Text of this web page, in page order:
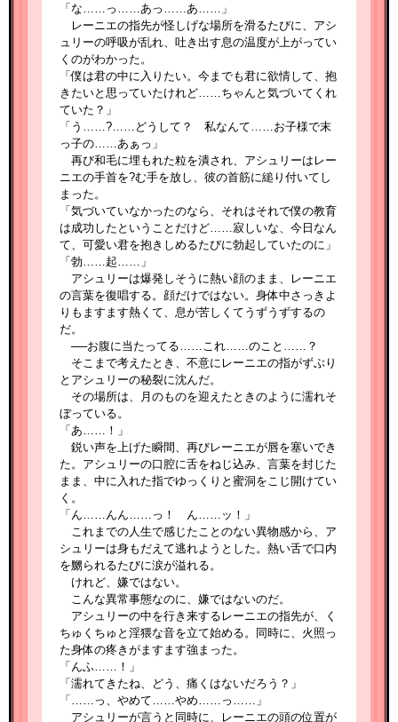
「な……っ……あっ……あ……」
レーニエの指先が怪しげな場所を滑るたびに、アシ
ュリーの呼吸が乱れ、吐き出す息の温度が上がってい
くのがわかった。
「僕は君の中に入りたい。今までも君に欲情して、抱
きたいと思っていたけれど……ちゃんと気づいてくれ
ていた？」
「う……?……どうして？ 私なんて……お子様で末
っ子の……あぁっ」
再び和毛に埋もれた粒を潰され、アシュリーはレー
ニエの手首を?む手を放し、彼の首筋に縋り付いてし
まった。
「気づいていなかったのなら、それはそれで僕の教育
は成功したということだけど……寂しいな、今日なん
て、可愛い君を抱きしめるたびに勃起していたのに」
「勃……起……」
アシュリーは爆発しそうに熱い顔のまま、レーニエ
の言葉を復唱する。顔だけではない。身体中さっきよ
りもますます熱くて、息が苦しくてうずうずするの
だ。
──お腹に当たってる……これ……のこと……？
そこまで考えたとき、不意にレーニエの指がずぶり
とアシュリーの秘裂に沈んだ。
その場所は、月のものを迎えたときのように濡れそ
ぼっている。
「あ……！」
鋭い声を上げた瞬間、再びレーニエが唇を塞いでき
た。アシュリーの口腔に舌をねじ込み、言葉を封じた
まま、中に入れた指でゆっくりと蜜洞をこじ開けてい
く。
「ん……んん……っ！ ん……ッ！」
これまでの人生で感じたことのない異物感から、ア
シュリーは身もだえて逃れようとした。熱い舌で口内
を嬲られるたびに涙が溢れる。
けれど、嫌ではない。
こんな異常事態なのに、嫌ではないのだ。
アシュリーの中を行き来するレーニエの指先が、く
ちゅくちゅと淫猥な音を立て始める。同時に、火照っ
た身体の疼きがますます強まった。
「んふ……！」
「濡れてきたね、どう、痛くはないだろう？」
「……っ、やめて……やめ……っ……」
アシュリーが言うと同時に、レーニエの頭の位置が